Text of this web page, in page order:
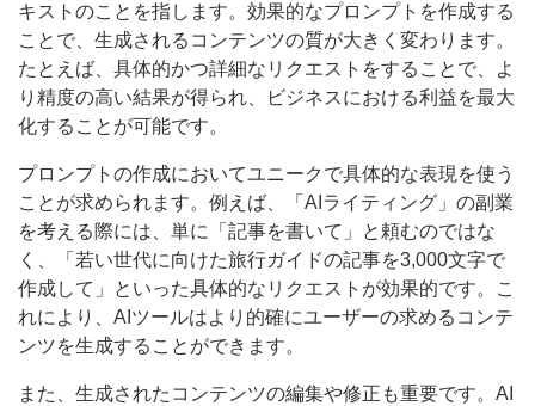
キストのことを指します。効果的なプロンプトを作成する
ことで、生成されるコンテンツの質が大きく変わります。
たとえば、具体的かつ詳細なリクエストをすることで、よ
り精度の高い結果が得られ、ビジネスにおける利益を最大
化することが可能です。
プロンプトの作成においてユニークで具体的な表現を使う
ことが求められます。例えば、「AIライティング」の副業
を考える際には、単に「記事を書いて」と頼むのではな
く、「若い世代に向けた旅行ガイドの記事を3,000文字で
作成して」といった具体的なリクエストが効果的です。こ
れにより、AIツールはより的確にユーザーの求めるコンテ
ンツを生成することができます。
また、生成されたコンテンツの編集や修正も重要です。AI